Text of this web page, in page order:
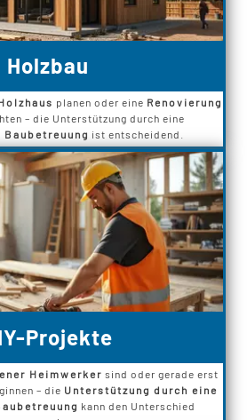
Holzbau
planen oder eine Renovierung
– die Unterstützung durch eine
ist entscheidend.
Projekte
Heimwerker sind oder gerade erst
– die Unterstützung durch eine
kann den Unterschied